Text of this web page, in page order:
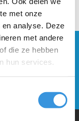
met onze
analyse. Deze
met andere
die ze hebben
hun services.
voor onze